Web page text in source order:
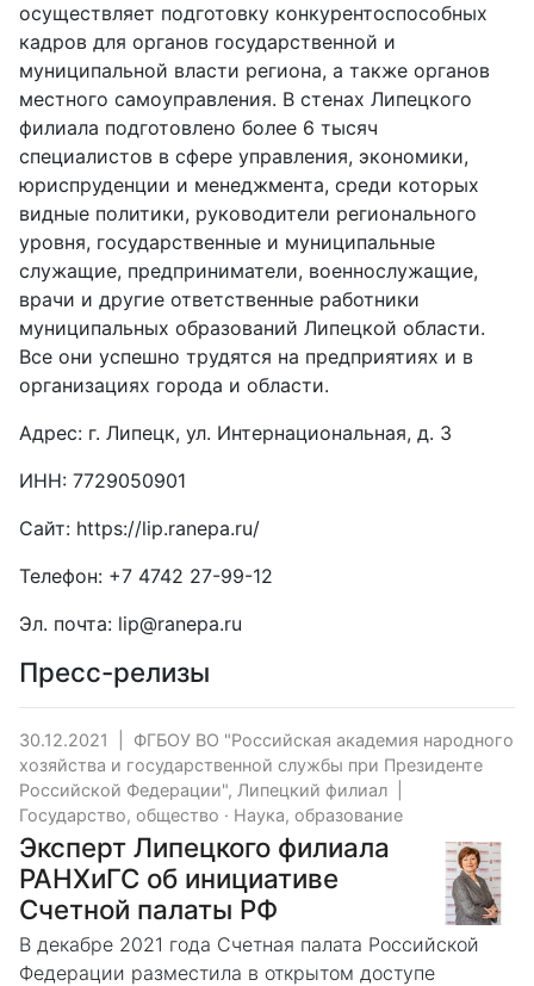
осуществляет подготовку конкурентоспособных
кадров для органов государственной и
муниципальной власти региона, а также органов
местного самоуправления. В стенах Липецкого
филиала подготовлено более 6 тысяч
специалистов в сфере управления, экономики,
юриспруденции и менеджмента, среди которых
видные политики, руководители регионального
уровня, государственные и муниципальные
служащие, предприниматели, военнослужащие,
врачи и другие ответственные работники
муниципальных образований Липецкой области.
Все они успешно трудятся на предприятиях и в
организациях города и области.
Адрес: г. Липецк, ул. Интернациональная, д. 3
ИНН: 7729050901
Сайт: https://lip.ranepa.ru/
Телефон: +7 4742 27-99-12
Эл. почта: lip@ranepa.ru
Пресс-релизы
30.12.2021
ФГБОУ ВО "Российская академия народного
хозяйства и государственной службы при Президенте
Российской Федерации", Липецкий филиал
Государство, общество · Наука, образование
Эксперт Липецкого филиала
РАНХиГС об инициативе
Счетной палаты РФ
В декабре 2021 года Счетная палата Российской
Федерации разместила в открытом доступе